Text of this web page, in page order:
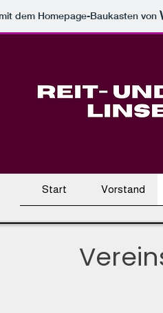
dem Homepage-Baukasten von
Start Vorstand